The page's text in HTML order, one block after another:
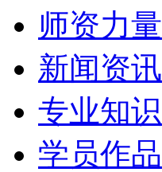
师资力量
新闻资讯
专业知识
学员作品